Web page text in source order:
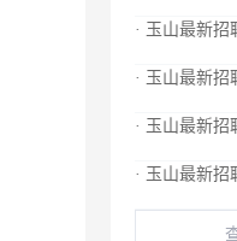
· 玉山最新招
· 玉山最新招
· 玉山最新招
· 玉山最新招